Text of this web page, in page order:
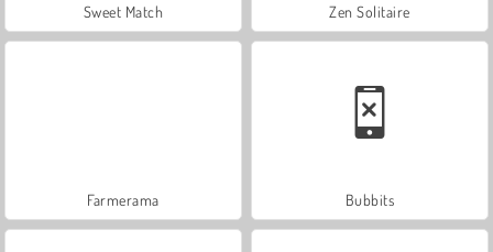
Sweet Match Zen Solitaire
Farmerama Bubbits